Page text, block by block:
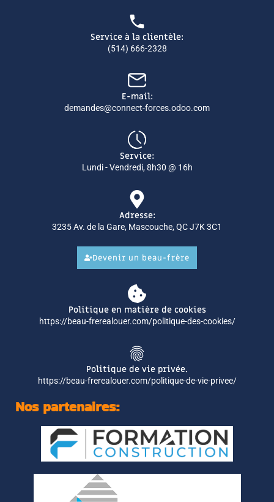
Service à la clientèle:
(514) 666-2328
E-mail:
demandes@connect-forces.odoo.com
Service:
Lundi - Vendredi, 8h30 @ 16h
Adresse:
3235 Av. de la Gare, Mascouche, QC J7K 3C1
Devenir un beau-frère
Politique en matière de cookies
https://beau-frerealouer.com/politique-des-cookies/
Politique de vie privée.
https://beau-frerealouer.com/politique-de-vie-privee/
Nos partenaires: